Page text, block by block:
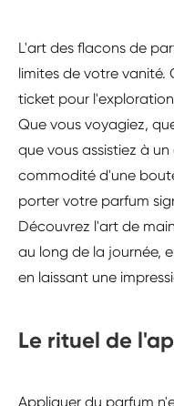
L'art des flacons de
limites de votre vanité.
ticket pour
Que vous voyagiez,
que vous assistiez à
commodité d'une
porter votre parfum
Découvrez l'art de
au long de la journée,
en laissant une
Le rituel de
Appliquer du parfum